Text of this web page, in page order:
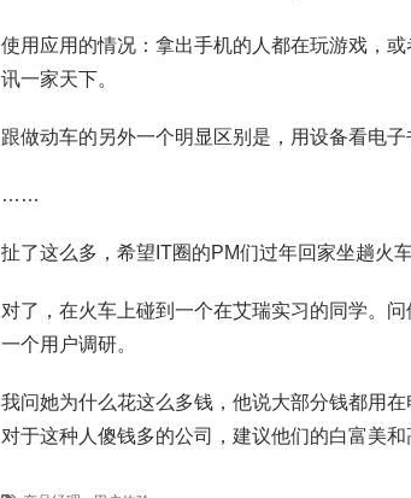
使用应用的情况：拿出手机的人都在玩游戏，
讯一家天下。
跟做动车的另外一个明显区别是，用设备看电子
……
扯了这么多，希望IT圈的PM们过年回家坐趟火
对了，在火车上碰到一个在艾瑞实习的同学。
一个用户调研。
我问她为什么花这么多钱，他说大部分钱都用
对于这种人傻钱多的公司，建议他们的白富美和